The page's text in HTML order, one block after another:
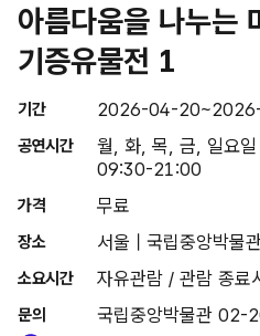
아름다움을 나누는
기증유물전 1
기간 2026-04-
공연시간
월, 화, 목, 금, 일요
09:30-21:00
가격 무료
장소 서울 | 국립중앙박물
소요시간 자유관람 / 관람 종료
문의 국립중앙박물관